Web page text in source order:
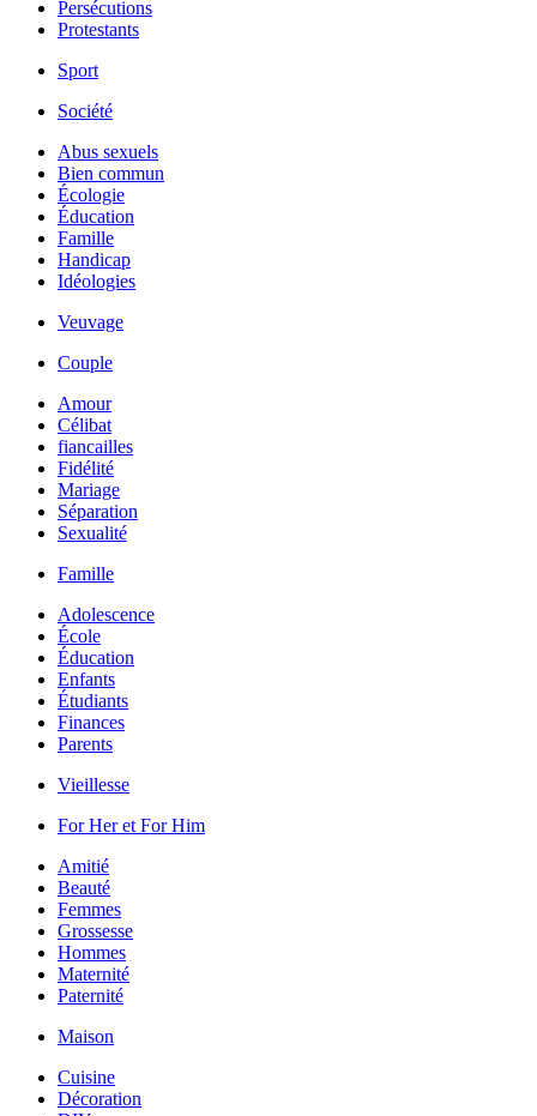
Persécutions
Protestants
Sport
Société
Abus sexuels
Bien commun
Écologie
Éducation
Famille
Handicap
Idéologies
Veuvage
Couple
Amour
Célibat
fiancailles
Fidélité
Mariage
Séparation
Sexualité
Famille
Adolescence
École
Éducation
Enfants
Étudiants
Finances
Parents
Vieillesse
For Her et For Him
Amitié
Beauté
Femmes
Grossesse
Hommes
Maternité
Paternité
Maison
Cuisine
Décoration